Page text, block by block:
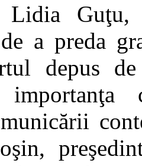
Lidia
de a preda
depus